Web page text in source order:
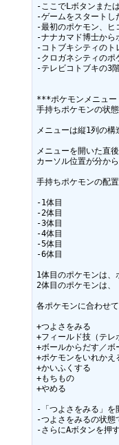
-ここでLボタンまた
-ゲームをスタートし
-最初のポケモン、ヒ
-ナナカマド博士からポケモン
-コトブキシティのト
-クロガネシティのポ
-テレビコトブキの3
***ポケモンメニュ
手持ちポケモンの状
メニューは縦1列の構
メニューを開いた直
カーソル位置が分か
手持ちポケモンの配
-1体目
-2体目
-3体目
-4体目
-5体目
-6体目
1体目のポケモンは、
2体目のポケモンは、
各ポケモンに合わせ
+つよさをみる
+フィールド技（テレ
+ボールからだす／ボ
+ポケモンをいれかえ
+かいふくする
+もちもの
+やめる
-「つよさをみる」を
-つよさをみるの状態
-さらにAボタンを押